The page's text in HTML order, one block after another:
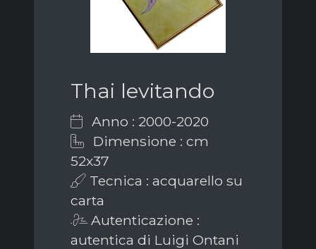
Thai levitando
Anno : 2000-2020
Dimensione : cm
52x37
Tecnica : acquarello su
carta
Autenticazione :
autentica di Luigi Ontani